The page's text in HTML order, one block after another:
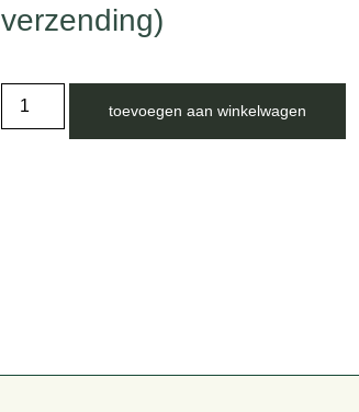
verzending)
toevoegen aan winkelwagen